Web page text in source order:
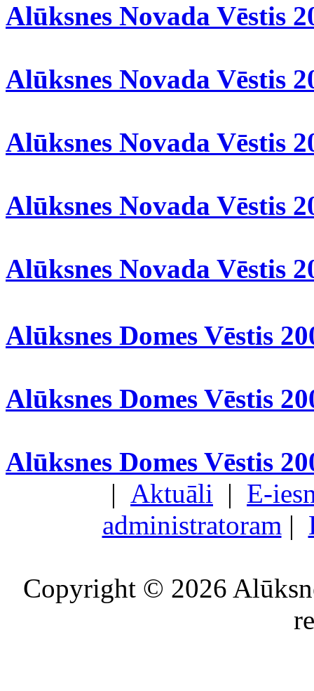
Alūksnes Novada Vēstis
Alūksnes Novada Vēstis
Alūksnes Novada Vēstis
Alūksnes Novada Vēstis
Alūksnes Novada Vēstis
Alūksnes Domes Vēstis
Alūksnes Domes Vēstis
Alūksnes Domes Vēstis
| Aktuāli | E-
administratoram |
Copyright © 2026